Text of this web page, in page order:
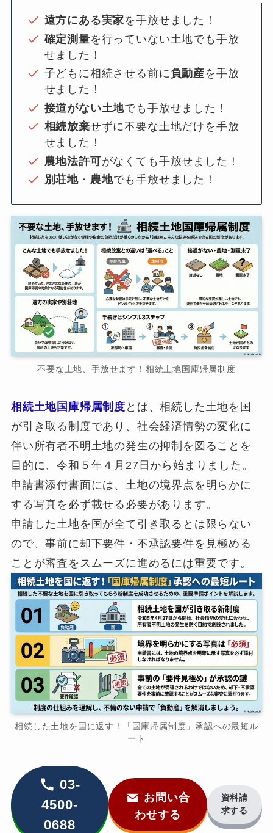
遠方にある実家を手放せました！
確定測量を行っていない土地でも手放
せました！
子どもに相続させる前に負動産を手放
せました！
接道がない土地でも手放せました！
相続放棄せずに不要な土地だけを手放
せました！
農地法許可がなくても手放せました！
別荘地 ・ 農地でも手放せました！
不要な土地、手放せます！相続土地国庫帰属制度
相続土地国庫帰属制度 とは、相続した土地を国
が引き取る制度であり、社会経済情勢の変化に
伴い所有者不明土地の発生の抑制を図ることを
目的に、令和５年４月27日から始まりました。
申請書添付書面には、土地の境界点を明らかに
する写真を必ず載せる必要があります。
申請した土地を国が全て引き取るとは限らない
ので、事前に却下要件・不承認要件を見極める
ことが審査をスムーズに進めるには重要です。
相続した土地を国に返す！「国庫帰属制度」承認への最短ル
ート
03-
4500-
0688
お問い合
わせする
資料請
求する